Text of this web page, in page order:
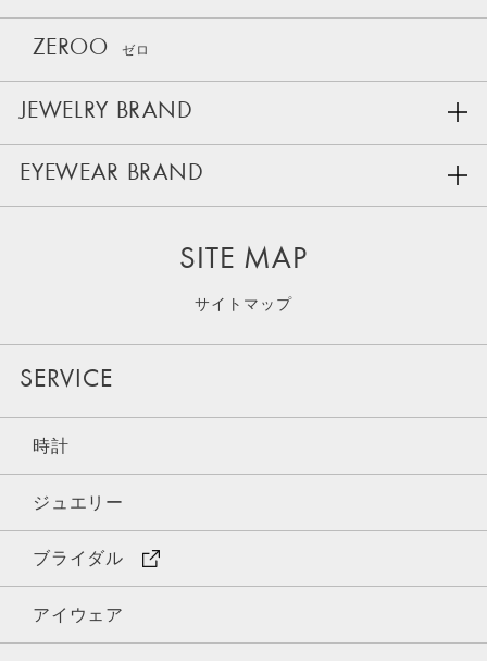
ZEROO ゼロ
JEWELRY BRAND
EYEWEAR BRAND
SITE MAP
サイトマップ
SERVICE
時計
ジュエリー
ブライダル
アイウェア